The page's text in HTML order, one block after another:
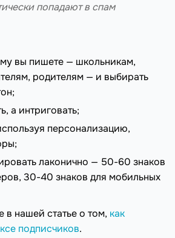
попадают в спам
вы пишете — школьникам,
родителям — и выбирать
а интриговать;
персонализацию,
лаконично — 50-60 знаков
30-40 знаков для мобильных
в нашей статье о том, как
подписчиков.